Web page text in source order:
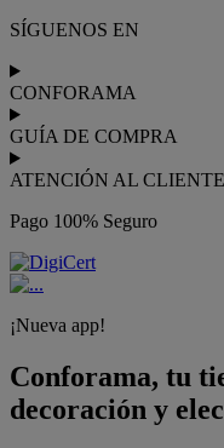
SÍGUENOS EN
CONFORAMA
GUÍA DE COMPRA
ATENCIÓN AL CLIENTE
Pago 100% Seguro
¡Nueva app!
Conforama, tu
decoración y